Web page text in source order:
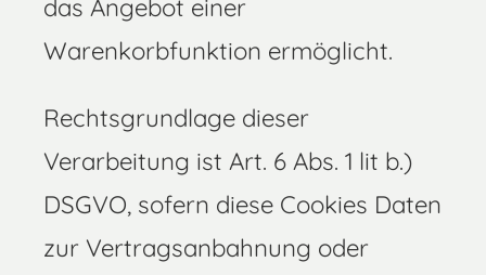
das Angebot einer
Warenkorbfunktion ermöglicht.
Rechtsgrundlage dieser
Verarbeitung ist Art. 6 Abs. 1 lit b.)
DSGVO, sofern diese Cookies Daten
zur Vertragsanbahnung oder